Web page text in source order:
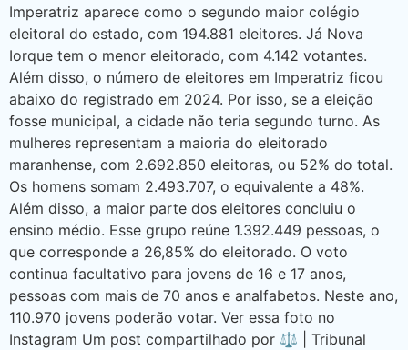
Imperatriz aparece como o segundo maior colégio
eleitoral do estado, com 194.881 eleitores. Já Nova
Iorque tem o menor eleitorado, com 4.142 votantes.
Além disso, o número de eleitores em Imperatriz ficou
abaixo do registrado em 2024. Por isso, se a eleição
fosse municipal, a cidade não teria segundo turno. As
mulheres representam a maioria do eleitorado
maranhense, com 2.692.850 eleitoras, ou 52% do total.
Os homens somam 2.493.707, o equivalente a 48%.
Além disso, a maior parte dos eleitores concluiu o
ensino médio. Esse grupo reúne 1.392.449 pessoas, o
que corresponde a 26,85% do eleitorado. O voto
continua facultativo para jovens de 16 e 17 anos,
pessoas com mais de 70 anos e analfabetos. Neste ano,
110.970 jovens poderão votar. Ver essa foto no
Instagram Um post compartilhado por ⚖️ | Tribunal